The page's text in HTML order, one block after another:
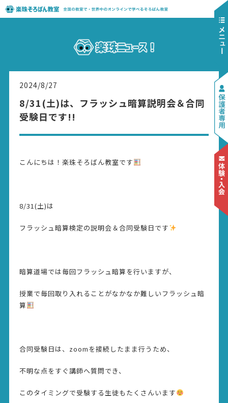
2024/8/27
8/31(土)は、フラッシュ暗算説明会＆合同
受験日です!!
こんにちは！楽珠そろばん教室です
8/31(土)は
フラッシュ暗算検定の説明会＆合同受験日です
暗算道場では毎回フラッシュ暗算を行いますが、
授業で毎回取り入れることがなかなか難しいフラッシュ暗
算
合同受験日は、zoomを接続したまま行うため、
不明な点をすぐ講師へ質問でき、
このタイミングで受験する生徒もたくさんいます